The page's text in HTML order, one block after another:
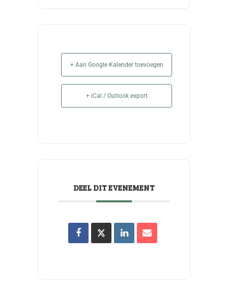
+ Aan Google Kalender toevoegen
+ iCal / Outlook export
DEEL DIT EVENEMENT